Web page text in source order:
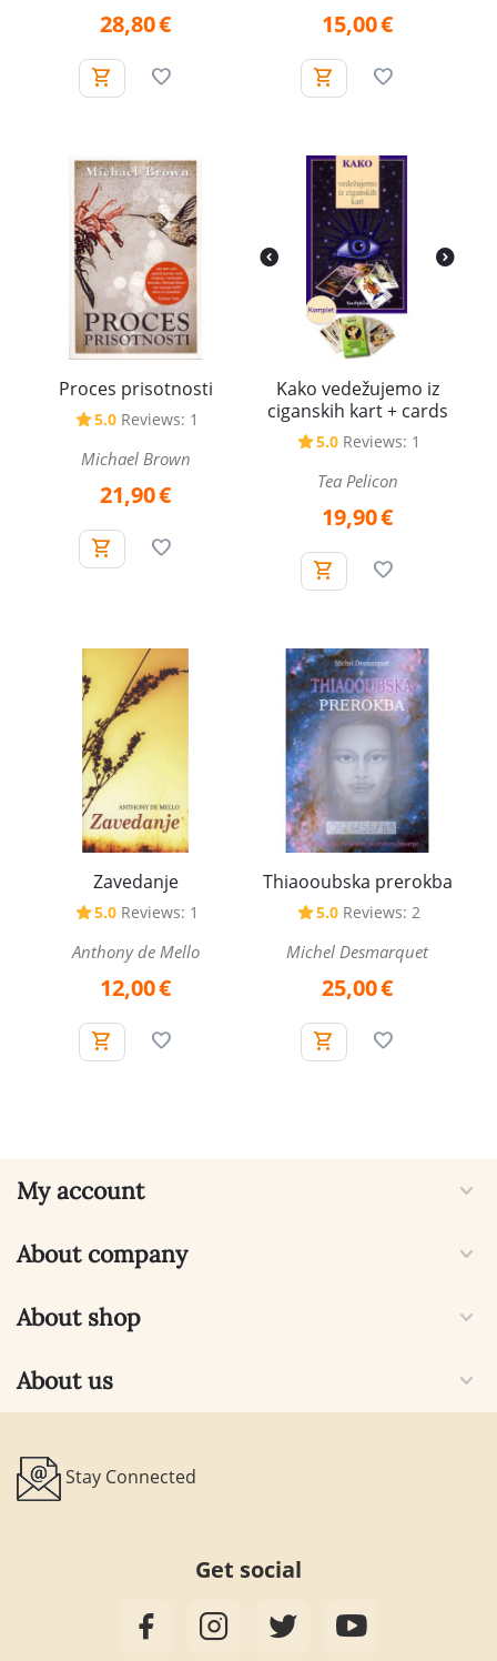
28,80€ 15,00€
Proces prisotnosti
5.0 Reviews: 1
Michael Brown
21,90€
Kako vedežujemo iz
ciganskih kart + cards
5.0 Reviews: 1
Tea Pelicon
19,90€
Zavedanje
5.0 Reviews: 1
Anthony de Mello
12,00€
Thiaooubska prerokba
5.0 Reviews: 2
Michel Desmarquet
25,00€
My account
About company
About shop
About us
Stay Connected
Get social